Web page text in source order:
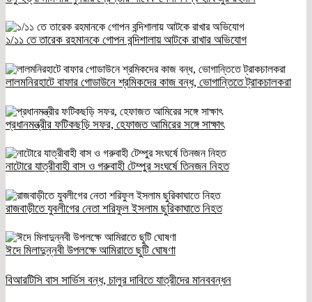
১/১১ তে তারেক রহমানকে গোপন বন্দিশালায় আটকে রাখার অভিযোগ
লালমনিরহাটে বাফার গোডাউনে শ্রমিকদের কাজ বন্ধ, ভোগান্তিতে ট্রাকচালকরা
প্রধানমন্ত্রীর ফটিকছড়ি সফর, হেফাজত আমিরের সঙ্গে সাক্ষাৎ
নাটোরে যাত্রীবাহী বাস ও গরুবাহী টেম্পুর সংঘর্ষে তিনজন নিহত
রাজবাড়ীতে যুবলীগের নেতা শরিফুল ইসলাম ছুরিকাঘাতে নিহত
ঈদে মিলাদুন্নবী উপলক্ষে আমিরাতে ছুটি ঘোষণা
বিআরটিসি বাস সার্ভিস বন্ধ, চালুর দাবিতে যাত্রীদের মানববন্ধন